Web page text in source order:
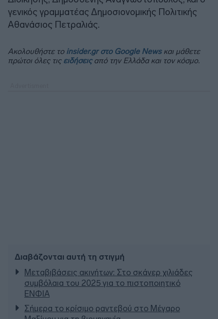
γενικός γραμματέας Δημοσιονομικής Πολιτικής
Αθανάσιος Πετραλιάς.
Ακολουθήστε το insider.gr στο Google Newsκαι μάθετε
πρώτοι όλες τις ειδήσειςαπό την Ελλάδα και τον κόσμο.
Διαβάζονται αυτή τη στιγμή
Μεταβιβάσεις ακινήτων: Στο σκάνερ χιλιάδες
συμβόλαια του 2025 για το πιστοποιητικό
ΕΝΦΙΑ
Σήμερα το κρίσιμο ραντεβού στο Μέγαρο